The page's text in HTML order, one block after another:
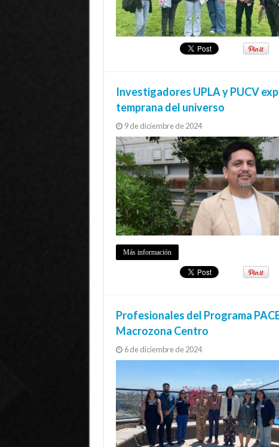
Investigadores UPLA y PUCV
temprana del universo
9 de diciembre de 2024
Más información
Profesionales del Programa
Macrozona Centro
6 de diciembre de 2024